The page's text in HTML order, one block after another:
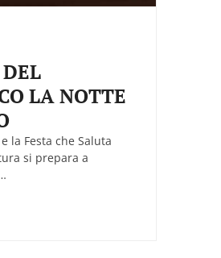
LA NOTTE
la Festa che Saluta
si prepara a